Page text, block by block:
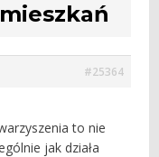
#25364
to nie
jak działa